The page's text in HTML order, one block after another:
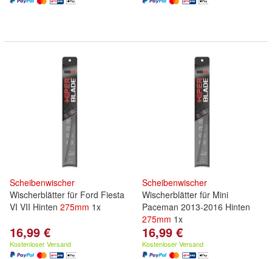
Scheibenwischer
Wischerblätter für Ford Fiesta
VI VII Hinten 275mm 1x
16,99 €
Kostenloser Versand
Scheibenwischer
Wischerblätter für Mini
Paceman 2013-2016 Hinten
275mm 1x
16,99 €
Kostenloser Versand